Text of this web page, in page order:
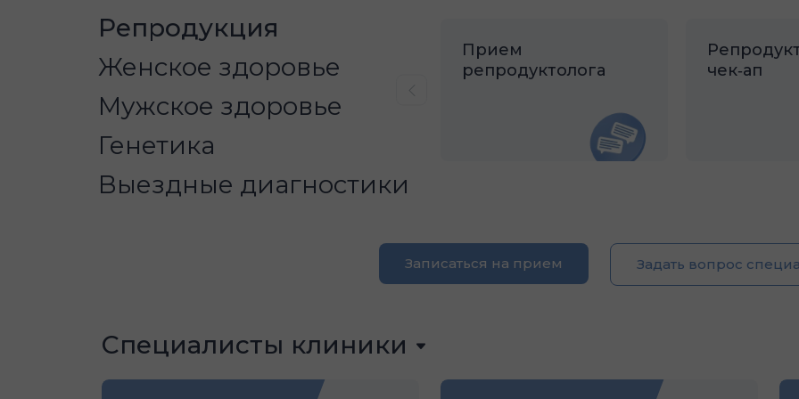
Репродукция
Женское здоровье
Мужское здоровье
Генетика
Выездные диагностики
Прием
репродуктолога
чек‑ап
Записаться на прием Задать вопрос
Специалисты клиники